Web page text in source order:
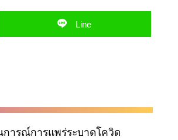
Line
ารณ์การแพร่ระบาดโควิด